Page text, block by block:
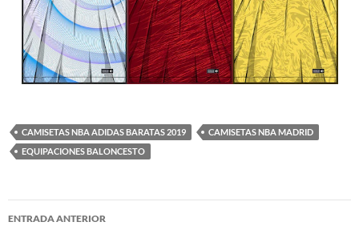
CAMISETAS NBA ADIDAS BARATAS 2019
CAMISETAS NBA MADRID
EQUIPACIONES BALONCESTO
Navegación
ENTRADA ANTERIOR